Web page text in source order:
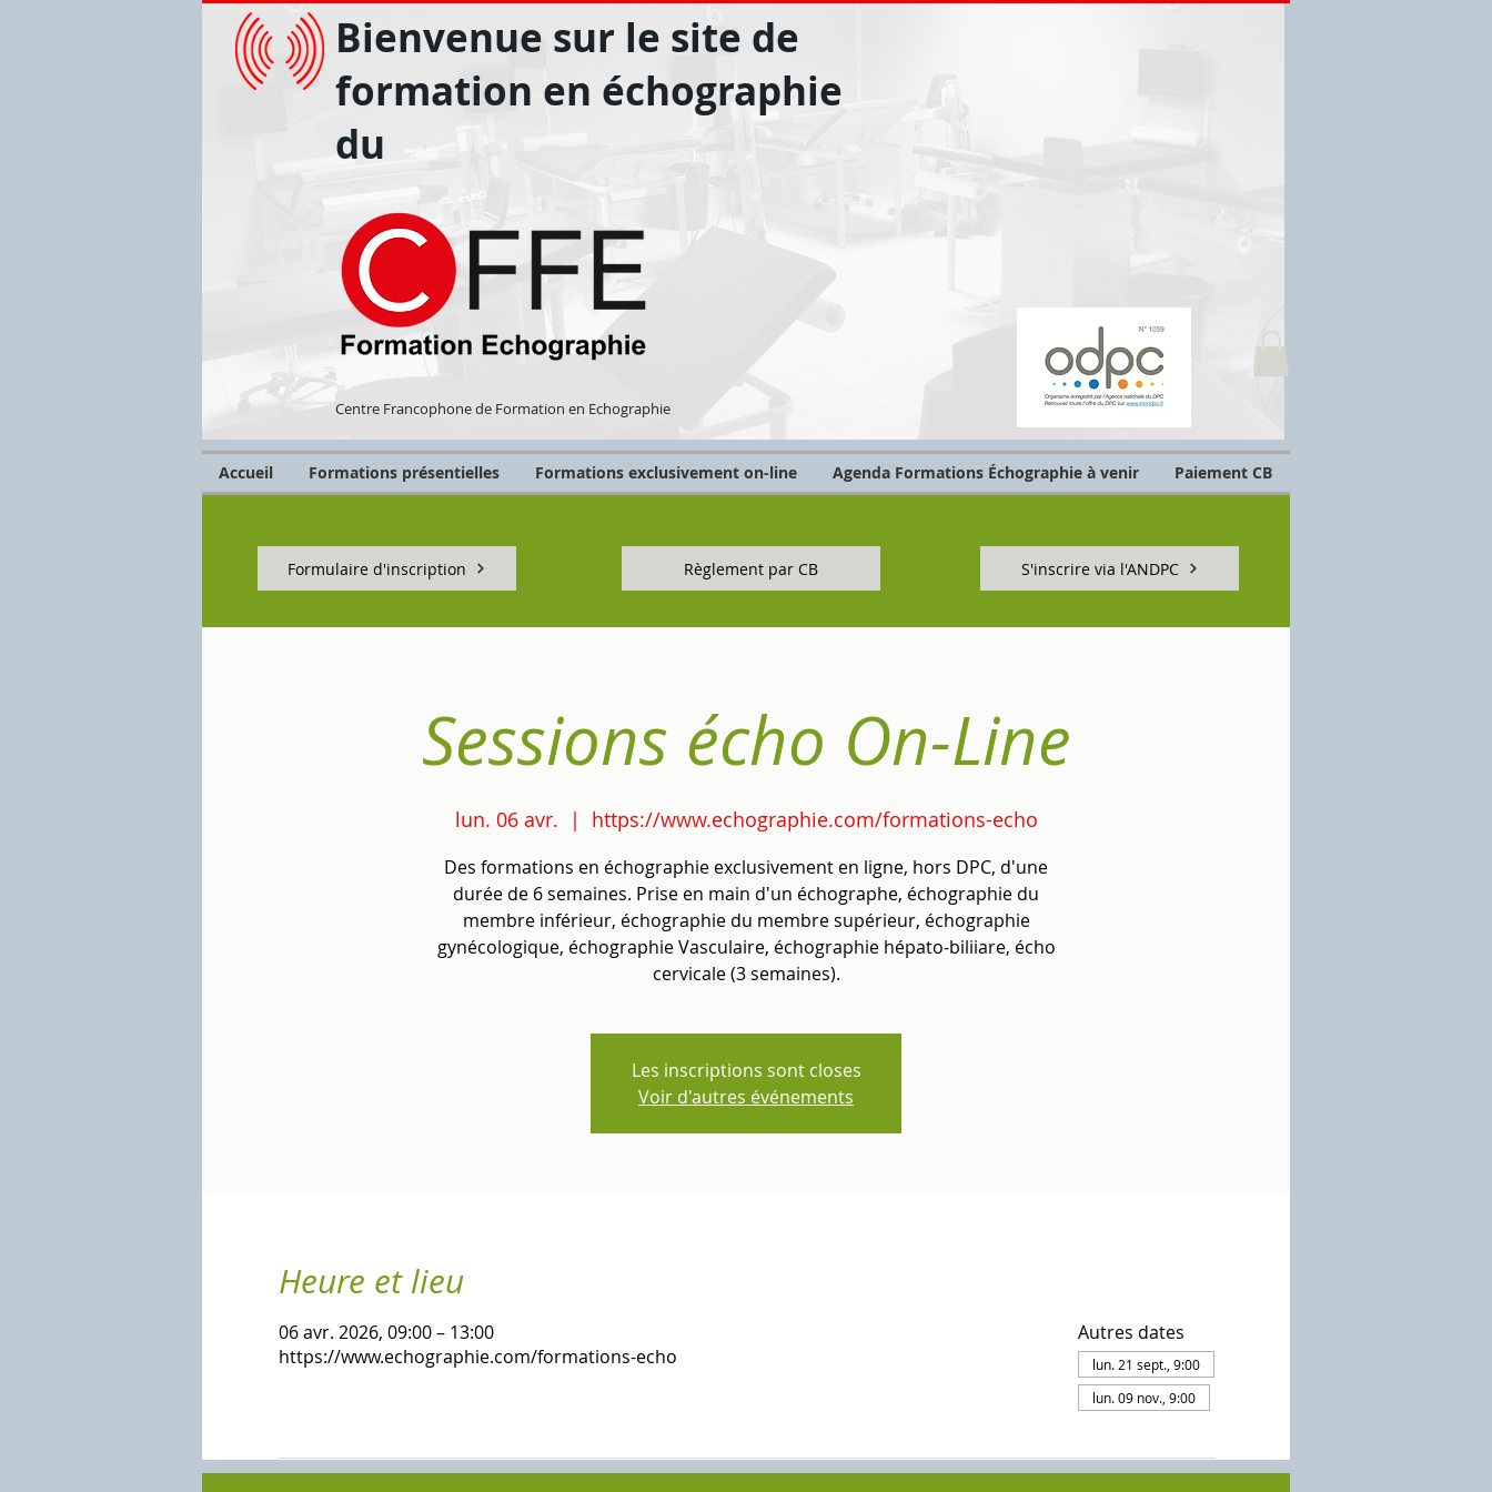
Bienvenue sur le site de
formation en échographie
du
Centre Francophone de Formation en Echographie
Accueil Formations présentielles Formations exclusivement on-line Agenda Formations Échographie à venir Paiement CB
Formulaire d'inscription Règlement par CB S'inscrire via l'ANDPC
Sessions écho On-Line
lun. 06 avr.
  |
https://www.echographie.com/formations-echo
Des formations en échographie exclusivement en ligne, hors DPC, d'une
durée de 6 semaines. Prise en main d'un échographe, échographie du
membre inférieur, échographie du membre supérieur, échographie
gynécologique, échographie Vasculaire, échographie hépato-biliiare, écho
cervicale (3 semaines).
Les inscriptions sont closes
Voir d'autres événements
Heure et lieu
06 avr. 2026, 09:00 – 13:00
https://www.echographie.com/formations-echo
Autres dates
lun. 21 sept., 9:00
lun. 09 nov., 9:00